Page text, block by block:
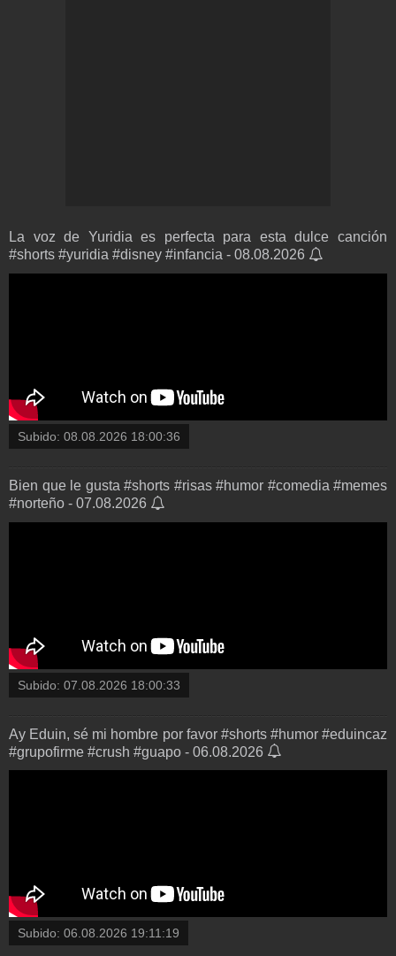
La voz de Yuridia es perfecta para esta dulce canción
#shorts #yuridia #disney #infancia - 08.08.2026
Subido: 08.08.2026 18:00:36
Bien que le gusta #shorts #risas #humor #comedia #memes
#norteño - 07.08.2026
Subido: 07.08.2026 18:00:33
Ay Eduin, sé mi hombre por favor #shorts #humor #eduincaz
#grupofirme #crush #guapo - 06.08.2026
Subido: 06.08.2026 19:11:19